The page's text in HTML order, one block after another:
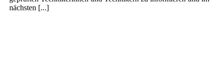
nächsten [...]